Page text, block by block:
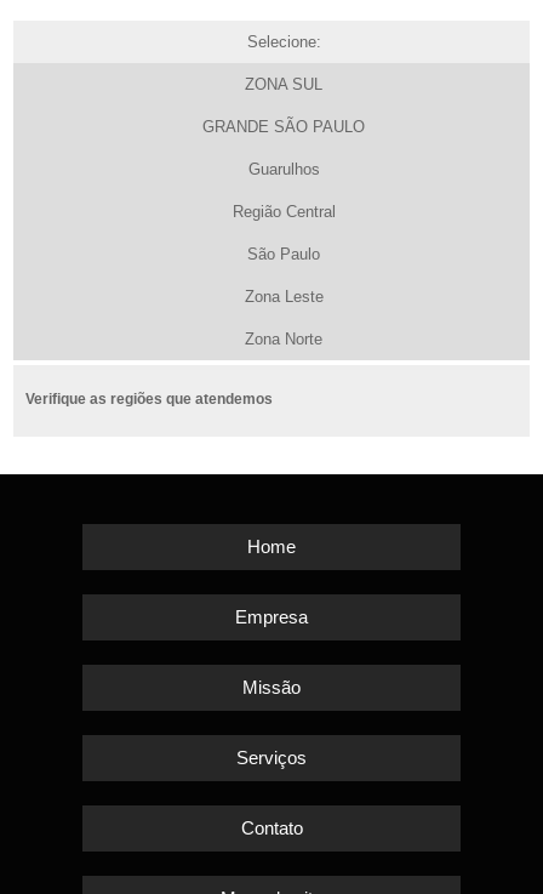
Selecione:
ZONA SUL
GRANDE SÃO PAULO
Guarulhos
Região Central
São Paulo
Zona Leste
Zona Norte
Verifique as regiões que atendemos
Home
Empresa
Missão
Serviços
Contato